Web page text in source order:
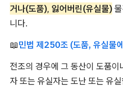
거나(도품), 잃어버린(유실물)
니다.
📖민법 제250조 (도품, 유실물
전조의 경우에 그 동산이 도품
자 또는 유실자는 도난 또는 유